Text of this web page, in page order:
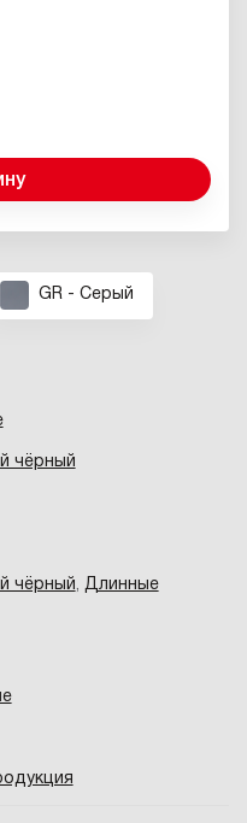
GR - Серый
чёрный
чёрный, Длинные